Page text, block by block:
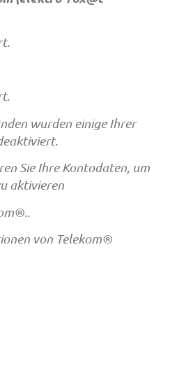
wurden einige Ihrer
Sie Ihre Kontodaten, um
aktivieren
von Telekom®